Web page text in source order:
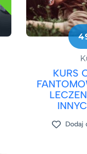
KURS
Dodaj